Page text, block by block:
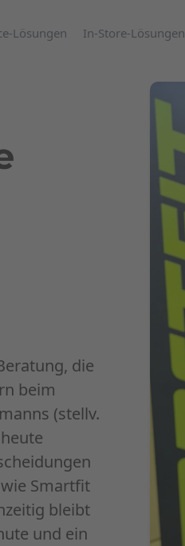
Lösungen In-Store-Lösungen
die
beim
(stellv.
Smartfit
bleibt
und ein